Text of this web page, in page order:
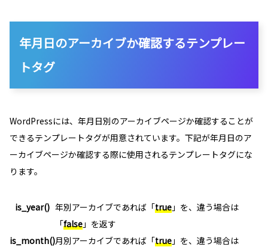
年月日のアーカイブか確認するテンプレー
トタグ
WordPressには、年月日別のアーカイブページか確認することが
できるテンプレートタグが用意されています。下記が年月日のア
ーカイブページか確認する際に使用されるテンプレートタグにな
ります。
is_year() 年別アーカイブであれば「true 」を、違う場合は
「false 」を返す
is_month()月別アーカイブであれば「true 」を、違う場合は